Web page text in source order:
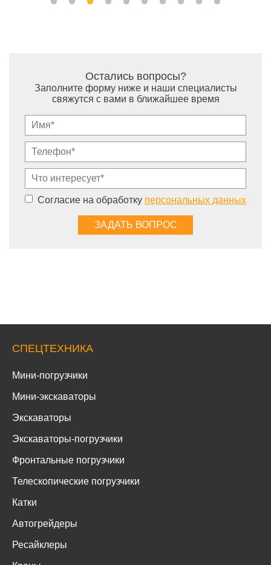
Остались вопросы?
Заполните форму ниже и наши специалисты
свяжутся с вами в ближайшее время
Согласие на обработку персональных данных
СПЕЦТЕХНИКА
Мини-погрузчики
Мини-экскаваторы
Экскаваторы
Экскаваторы-погрузчики
Фронтальные погрузчики
Телескопические погрузчики
Катки
Автогрейдеры
Ресайклеры